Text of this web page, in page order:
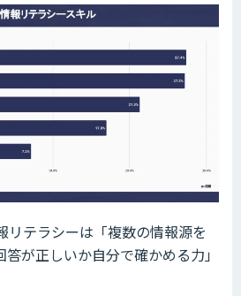
リテラシーは「複数の情報源を
が正しいか自分で確かめる力」